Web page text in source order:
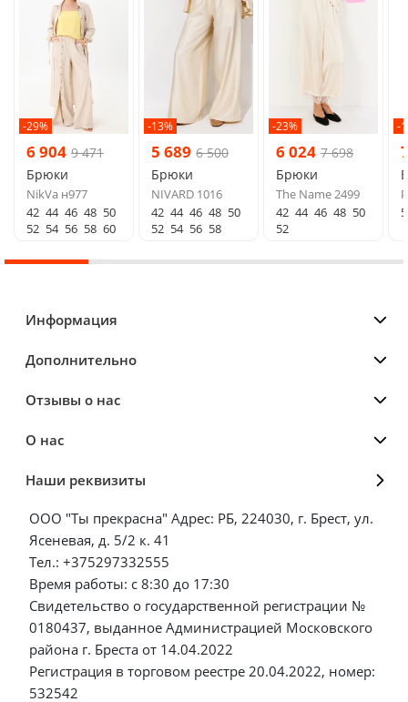
-29%
6 904 9 471
Брюки
NikVa н977
42 44 46 48 50
52 54 56 58 60
-13%
5 689 6 500
Брюки
NIVARD 1016
42 44 46 48 50
52 54 56 58
-23%
6 024 7 698
Брюки
The Name 2499
42 44 46 48 50
52
-
Информация
Дополнительно
Отзывы о нас
О нас
Наши реквизиты
ООО "Ты прекрасна" Адрес: РБ, 224030, г. Брест, ул.
Ясеневая, д. 5/2 к. 41
Тел.: +375297332555
Время работы: с 8:30 до 17:30
Свидетельство о государственной регистрации №
0180437, выданное Администрацией Московского
района г. Бреста от 14.04.2022
Регистрация в торговом реестре 20.04.2022, номер:
532542